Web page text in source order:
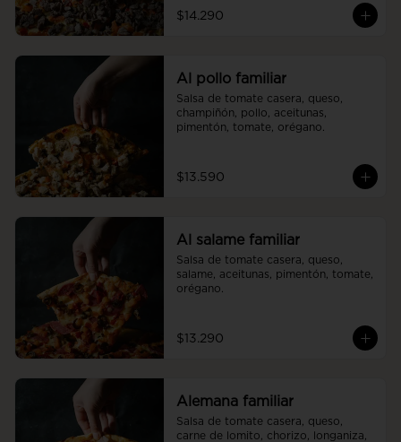
$14.290
Al pollo familiar
Salsa de tomate casera, queso,
champiñón, pollo, aceitunas,
pimentón, tomate, orégano.
$13.590
Al salame familiar
Salsa de tomate casera, queso,
salame, aceitunas, pimentón, tomate,
orégano.
$13.290
Alemana familiar
Salsa de tomate casera, queso,
carne de lomito, chorizo, longaniza,